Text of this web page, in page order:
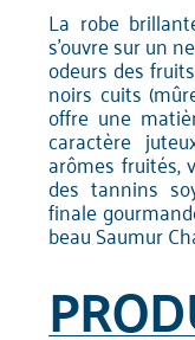
La robe
s'ouvre sur un
odeurs des
noirs cuits
offre une
caractère
arômes fruités,
des tannins
finale
beau Saumur